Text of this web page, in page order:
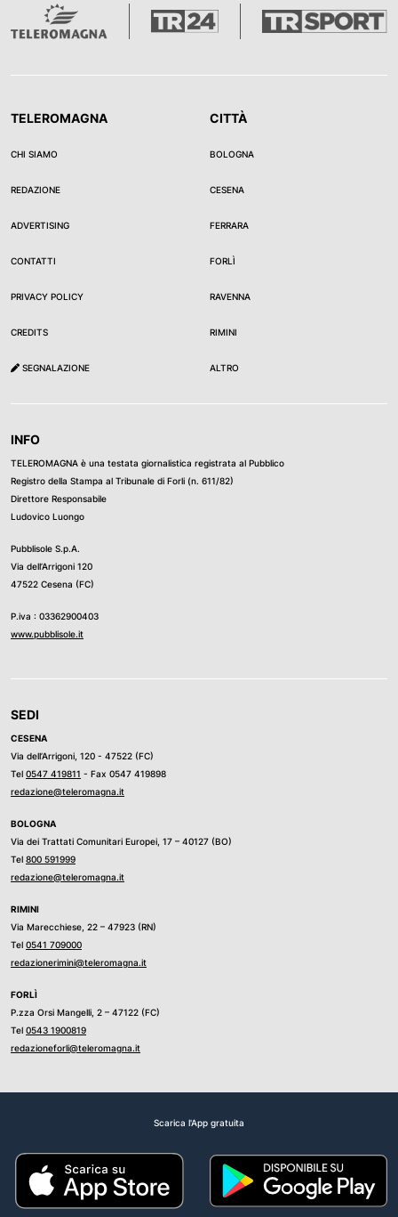
TELEROMAGNA
CHI SIAMO
REDAZIONE
ADVERTISING
CONTATTI
PRIVACY POLICY
CREDITS
SEGNALAZIONE
CITTÀ
BOLOGNA
CESENA
FERRARA
FORLÌ
RAVENNA
RIMINI
ALTRO
INFO
TELEROMAGNA è una testata giornalistica registrata al Pubblico
Registro della Stampa al Tribunale di Forli (n. 611/82)
Direttore Responsabile
Ludovico Luongo
Pubblisole S.p.A.
Via dell’Arrigoni 120
47522 Cesena (FC)
P.iva : 03362900403
www.pubblisole.it
SEDI
CESENA
Via dell’Arrigoni, 120 - 47522 (FC)
Tel 0547 419811 - Fax 0547 419898
redazione@teleromagna.it
BOLOGNA
Via dei Trattati Comunitari Europei, 17 – 40127 (BO)
Tel 800 591999
redazione@teleromagna.it
RIMINI
Via Marecchiese, 22 – 47923 (RN)
Tel 0541 709000
redazionerimini@teleromagna.it
FORLÌ
P.zza Orsi Mangelli, 2 – 47122 (FC)
Tel 0543 1900819
redazioneforli@teleromagna.it
Scarica l'App gratuita